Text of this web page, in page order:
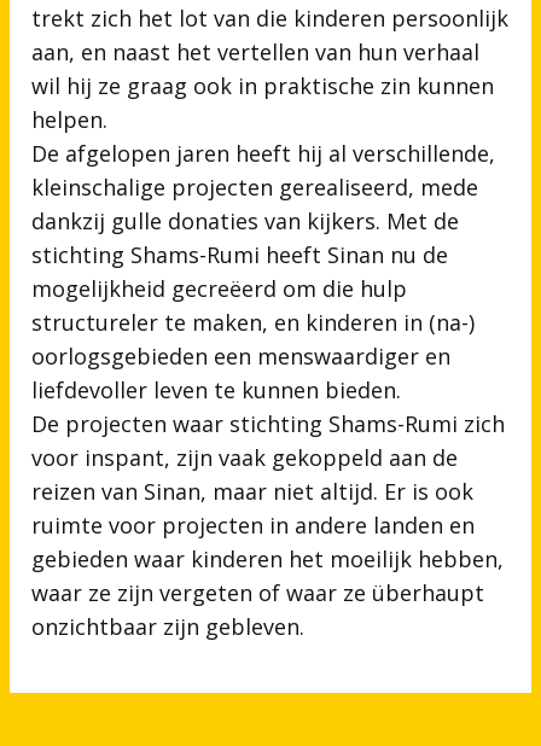
trekt zich het lot van die kinderen persoonlijk
aan, en naast het vertellen van hun verhaal
wil hij ze graag ook in praktische zin kunnen
helpen.
De afgelopen jaren heeft hij al verschillende,
kleinschalige projecten gerealiseerd, mede
dankzij gulle donaties van kijkers. Met de
stichting Shams-Rumi heeft Sinan nu de
mogelijkheid gecreëerd om die hulp
structureler te maken, en kinderen in (na-)
oorlogsgebieden een menswaardiger en
liefdevoller leven te kunnen bieden.
De projecten waar stichting Shams-Rumi zich
voor inspant, zijn vaak gekoppeld aan de
reizen van Sinan, maar niet altijd. Er is ook
ruimte voor projecten in andere landen en
gebieden waar kinderen het moeilijk hebben,
waar ze zijn vergeten of waar ze überhaupt
onzichtbaar zijn gebleven.